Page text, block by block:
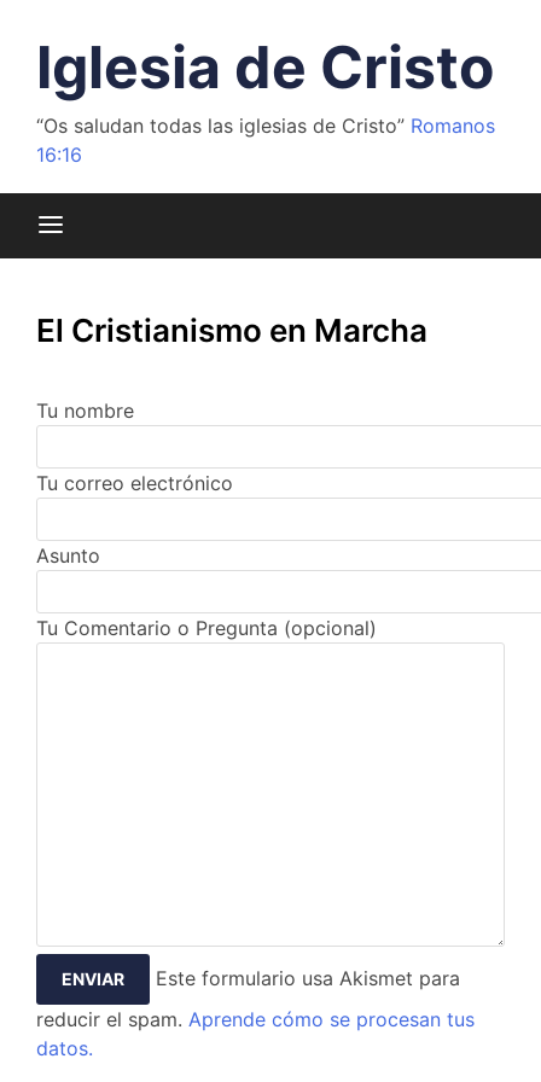
contenidoIglesia de Cristo
“Os saludan todas las iglesias de Cristo” Romanos
16:16
El Cristianismo en Marcha
Tu nombre
Tu correo electrónico
Asunto
Tu Comentario o Pregunta (opcional)
Este formulario usa Akismet para
reducir el spam. Aprende cómo se procesan tus
datos.